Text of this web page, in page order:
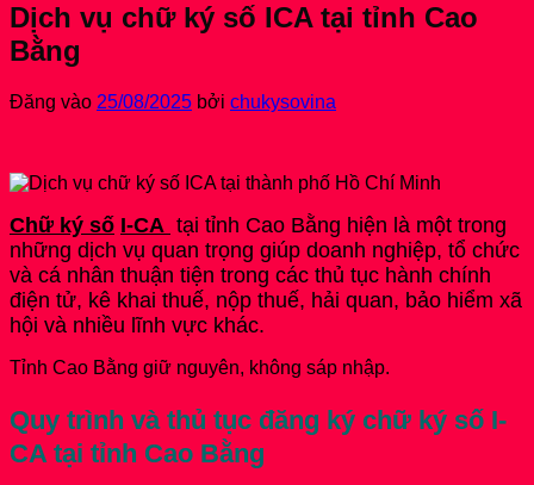
Dịch vụ chữ ký số ICA tại tỉnh Cao
Bằng
Đăng vào 25/08/2025 bởi chukysovina
Chữ ký số I-CA tại tỉnh Cao Bằng hiện là một trong
những dịch vụ quan trọng giúp doanh nghiệp, tổ chức
và cá nhân thuận tiện trong các thủ tục hành chính
điện tử, kê khai thuế, nộp thuế, hải quan, bảo hiểm xã
hội và nhiều lĩnh vực khác.
Tỉnh Cao Bằng giữ nguyên, không sáp nhập.
Quy trình và thủ tục đăng ký chữ ký số I-
CA tại tỉnh Cao Bằng